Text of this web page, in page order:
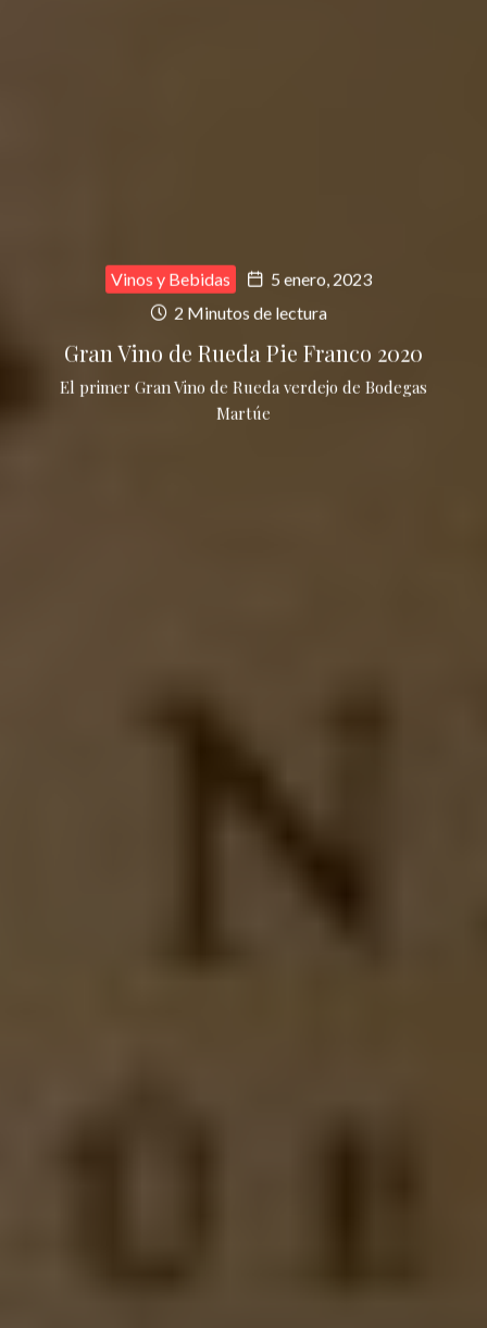
Vinos y Bebidas
5 enero, 2023
2 Minutos de lectura
Gran Vino de Rueda Pie Franco 2020
El primer Gran Vino de Rueda verdejo de Bodegas
Martúe